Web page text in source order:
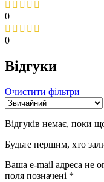
0
0
Відгуки
Очистити фільтри
Відгуків немає, поки
Будьте першим, хто
Ваша e-mail адреса не
поля позначені *